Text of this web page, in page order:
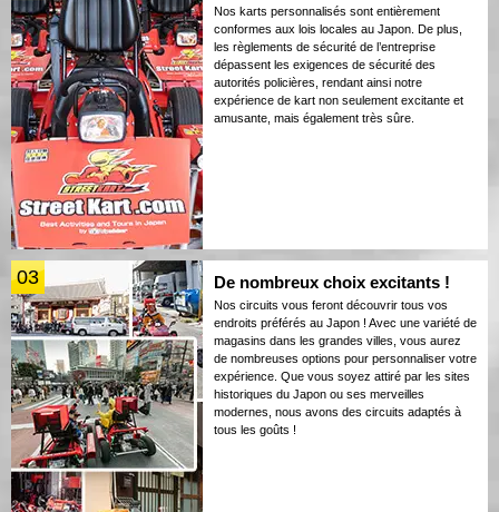
Nos karts personnalisés sont entièrement
conformes aux lois locales au Japon. De plus,
les règlements de sécurité de l’entreprise
dépassent les exigences de sécurité des
autorités policières, rendant ainsi notre
expérience de kart non seulement excitante et
amusante, mais également très sûre.
03 De nombreux choix excitants !
Nos circuits vous feront découvrir tous vos
endroits préférés au Japon ! Avec une variété de
magasins dans les grandes villes, vous aurez
de nombreuses options pour personnaliser votre
expérience. Que vous soyez attiré par les sites
historiques du Japon ou ses merveilles
modernes, nous avons des circuits adaptés à
tous les goûts !